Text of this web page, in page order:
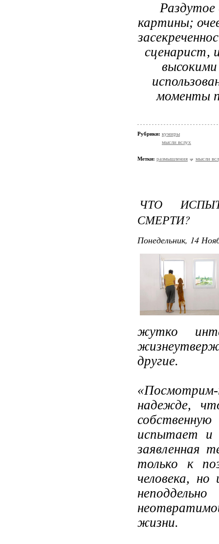
Раздутое
картины;
сценарист,
моменты
Рубрики: кумиры
мысли вслух
Метки: размышления мысли
ЧТО
СМЕРТИ?
Понедельник, 14
жутко
другие.
надежде,
испытает и
заявленная
только к
человека,
жизни.